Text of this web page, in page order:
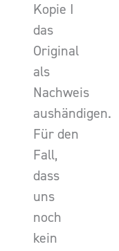
Kopie I
das
Original
als
Nachweis
aushändigen.
Für den
Fall,
dass
uns
noch
kein